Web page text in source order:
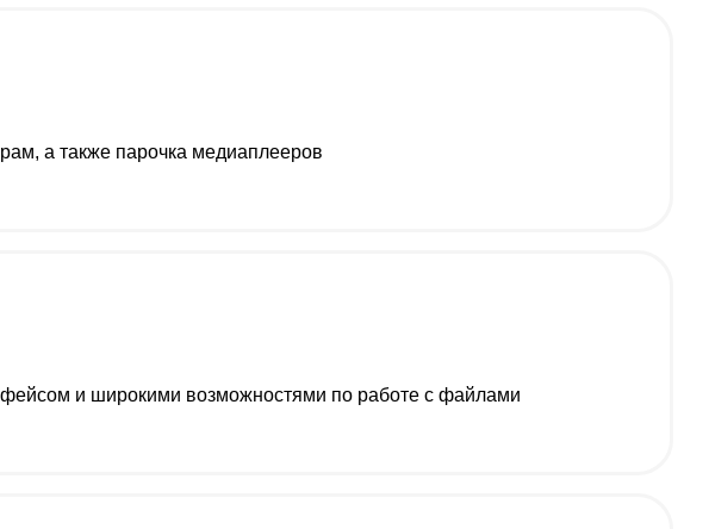
а также парочка медиаплееров
и широкими возможностями по работе с файлами